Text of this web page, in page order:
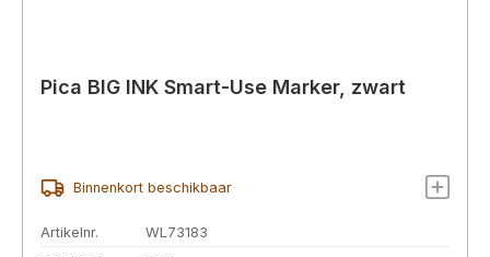
Pica BIG INK Smart-Use Marker, zwart
Binnenkort beschikbaar
Artikelnr.
WL73183